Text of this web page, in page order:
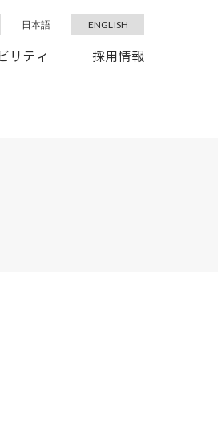
げます。
日本語 ENGLISH
リティ 採用情報